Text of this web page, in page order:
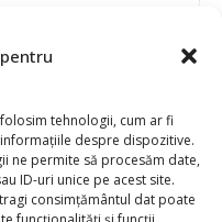
tehnologii, cum ar fi
despre dispozitive.
ne permite să procesăm date,
ID-uri unice pe acest site.
consimțământul dat poate